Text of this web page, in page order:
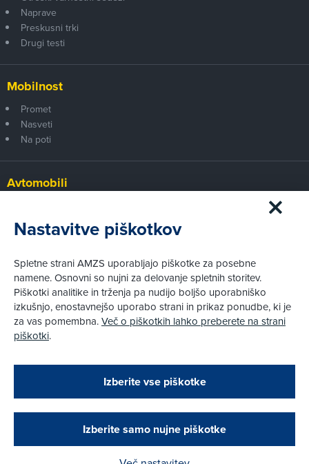
Zapri
Podarjamo vam 10 €!
Obstoječi in novi AMZS člani, ki boste v AMZS
opravili registracijo vozila, boste prejeli
vrednostno darilno kartico z dobroimetjem v višini
Naprave
Preskusni trki
Drugi testi
Mobilnost
Promet
Nasveti
Na poti
Avtomobili
Prvi pogled
Za volanom
Tehnika
Pravni vidiki
Piškotki
Pravno obvestilo
Pri spletni včlanitvi so podprta naslednja plačilna sredstva:
Nastavitve piškotkov
Spletne strani AMZS uporabljajo piškotke za posebne
namene. Osnovni so nujni za delovanje spletnih storitev.
Piškotki analitike in trženja pa nudijo boljšo uporabniško
izkušnjo, enostavnejšo uporabo strani in prikaz ponudbe, ki je
za vas pomembna.Več o piškotkih lahko preberete na strani
piškotki.
Izberite vse piškotke
Izberite samo nujne piškotke